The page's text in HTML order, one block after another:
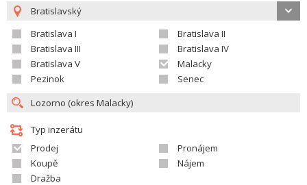
Bratislavský
Bratislava I
Bratislava II
Bratislava III
Bratislava IV
Bratislava V
Malacky
Pezinok
Senec
Typ inzerátu
Prodej
Pronájem
Koupě
Nájem
Dražba